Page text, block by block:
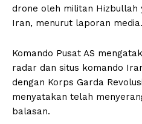
drone oleh militan Hizbullah
Iran, menurut laporan media.
Komando Pusat AS
radar dan situs komando
dengan Korps Garda
menyatakan telah
balasan.